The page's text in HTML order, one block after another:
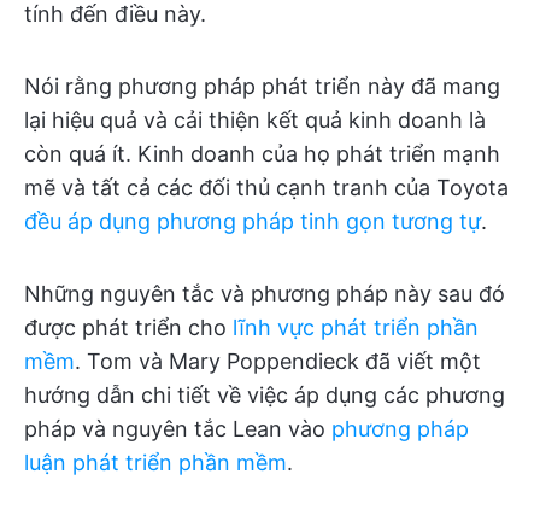
tính đến điều này.
Nói rằng phương pháp phát triển này đã mang
lại hiệu quả và cải thiện kết quả kinh doanh là
còn quá ít. Kinh doanh của họ phát triển mạnh
mẽ và tất cả các đối thủ cạnh tranh của Toyota
đều áp dụng phương pháp tinh gọn tương tự.
Những nguyên tắc và phương pháp này sau đó
được phát triển cho lĩnh vực phát triển phần
mềm. Tom và Mary Poppendieck đã viết một
hướng dẫn chi tiết về việc áp dụng các phương
pháp và nguyên tắc Lean vào phương pháp
luận phát triển phần mềm.